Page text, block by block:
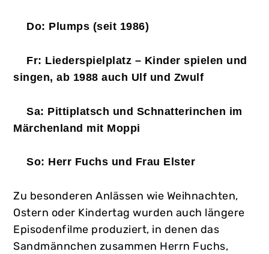
Do: Plumps (seit 1986)
Fr: Liederspielplatz – Kinder spielen und
singen, ab 1988 auch Ulf und Zwulf
Sa: Pittiplatsch und Schnatterinchen im
Märchenland mit Moppi
So: Herr Fuchs und Frau Elster
Zu besonderen Anlässen wie Weihnachten,
Ostern oder Kindertag wurden auch längere
Episodenfilme produziert, in denen das
Sandmännchen zusammen Herrn Fuchs,